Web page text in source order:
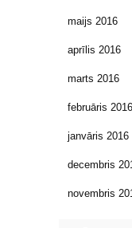
maijs 2016
aprīlis 2016
marts 2016
februāris 2016
janvāris 2016
decembris
novembris